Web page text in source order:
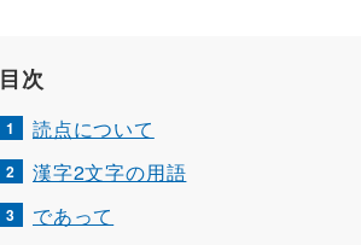
目次
読点について
漢字2文字の用語
であって